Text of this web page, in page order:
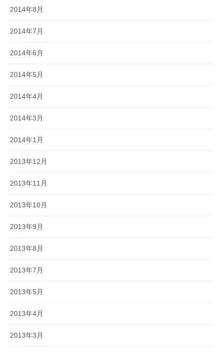
2014年8月
2014年7月
2014年6月
2014年5月
2014年4月
2014年3月
2014年1月
2013年12月
2013年11月
2013年10月
2013年9月
2013年8月
2013年7月
2013年5月
2013年4月
2013年3月